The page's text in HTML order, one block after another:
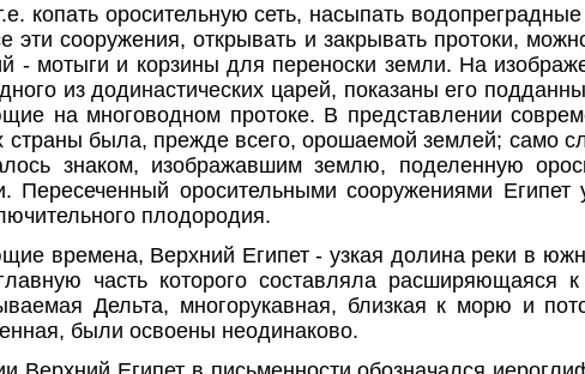
копать оросительную сеть, насыпать
эти сооружения, открывать и закрывать протоки,
- мотыги и корзины для переноски земли. На
из додинастических царей, показаны его
на многоводном протоке. В представлении
страны была, прежде всего, орошаемой землей; само
знаком, изображавшим землю, поделенную
Пересеченный оросительными сооружениями
плодородия.
времена, Верхний Египет - узкая долина реки в
часть которого составляла расширяющаяся к
Дельта, многорукавная, близкая к морю и
были освоены неодинаково.